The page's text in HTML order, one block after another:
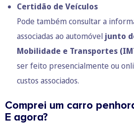
Certidão de Veículos
Pode também consultar a
associadas ao automóvel junto
Mobilidade e Transportes
ser feito presencialmente ou
custos associados.
Comprei um carro
E agora?